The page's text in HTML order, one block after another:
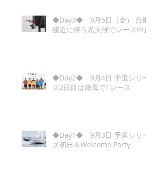
◆Day3◆ 9月5日（金） 台風
接近に伴う悪天候でレース中止
◆Day2◆ 9月4日 予選シリー
ズ2日目は微風で1レース
◆Day1◆ 9月3日 予選シリー
ズ初日＆Welcome Party